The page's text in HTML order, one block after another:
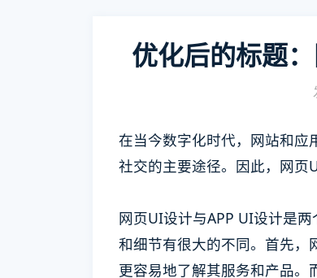
优化后的标题
在当今数字化时代，网站和应
社交的主要途径。因此，网页
网页UI设计与APP UI设计是
和细节有很大的不同。首先，
更容易地了解其服务和产品。